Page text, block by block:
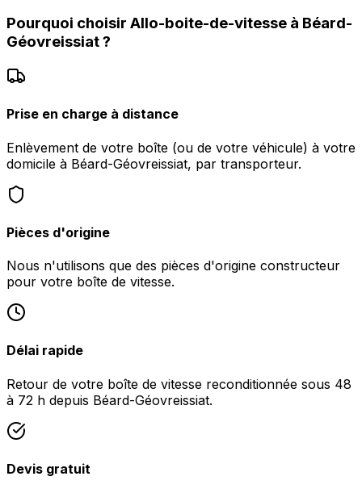
Pourquoi choisir Allo-boite-de-vitesse à Béard-
Géovreissiat?
Prise en charge à distance
Enlèvement de votre boîte (ou de votre véhicule) à votre
domicile à Béard-Géovreissiat, par transporteur.
Pièces d'origine
Nous n'utilisons que des pièces d'origine constructeur
pour votre boîte de vitesse.
Délai rapide
Retour de votre boîte de vitesse reconditionnée sous 48
à 72 h depuis Béard-Géovreissiat.
Devis gratuit